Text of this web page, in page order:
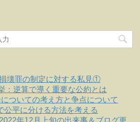
壊罪の制定に対する私見①
：逆算で導く重要な公約とは
ついての考え方と争点について
公平に分ける方法を考える
年12月上旬の出来事＆ブログ更